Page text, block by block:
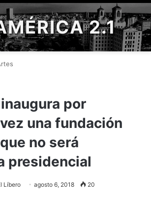
2.1
por
una fundación
no será
presidencial
Líbero agosto 6, 2018 20